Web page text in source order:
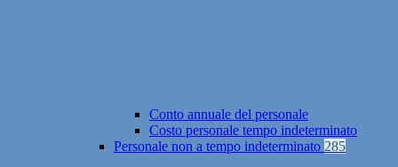
Conto annuale del personale
Costo personale tempo indeterminato
Personale non a tempo indeterminato 285